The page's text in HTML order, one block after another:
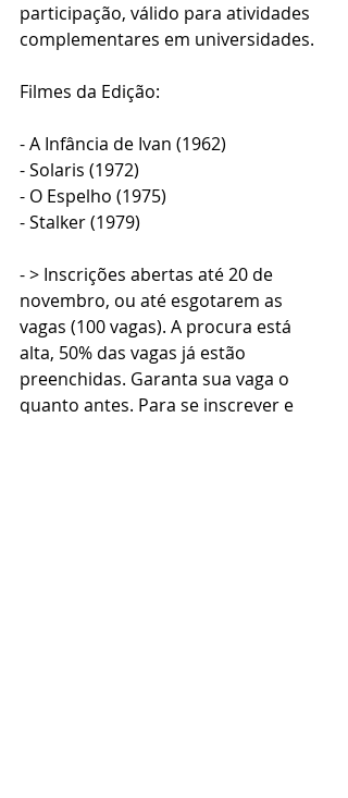
participação, válido para atividades
complementares em universidades.
Filmes da Edição:
- A Infância de Ivan (1962)
- Solaris (1972)
- O Espelho (1975)
- Stalker (1979)
- > Inscrições abertas até 20 de
novembro, ou até esgotarem as
vagas (100 vagas). A procura está
alta, 50% das vagas já estão
preenchidas. Garanta sua vaga o
quanto antes. Para se inscrever e